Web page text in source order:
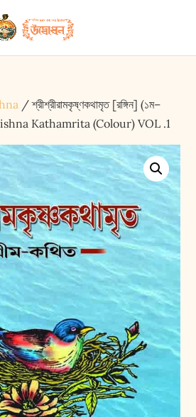
/ শ্রীশ্রীরামকৃষ্ণকথামৃত [রঙ্গিন] (১ম–
Kathamrita (Colour) VOL .1